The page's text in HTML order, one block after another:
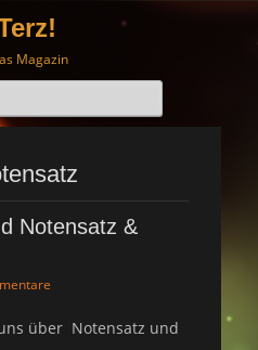
Magazin
Notensatz &
über Notensatz und